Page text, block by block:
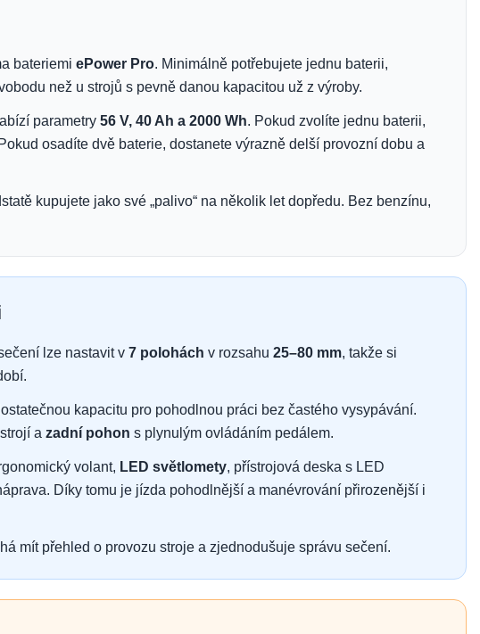
bateriemi ePower Pro. Minimálně potřebujete jednu baterii,
než u strojů s pevně danou kapacitou už z výroby.
parametry 56 V, 40 Ah a 2000 Wh. Pokud zvolíte jednu baterii,
osadíte dvě baterie, dostanete výrazně delší provozní dobu a
kupujete jako své „palivo“ na několik let dopředu. Bez benzínu,
lze nastavit v 7 polohách v rozsahu 25–80 mm, takže si
kapacitu pro pohodlnou práci bez častého vysypávání.
a zadní pohon s plynulým ovládáním pedálem.
volant, LED světlomety, přístrojová deska s LED
Díky tomu je jízda pohodlnější a manévrování přirozenější i
mít přehled o provozu stroje a zjednodušuje správu sečení.